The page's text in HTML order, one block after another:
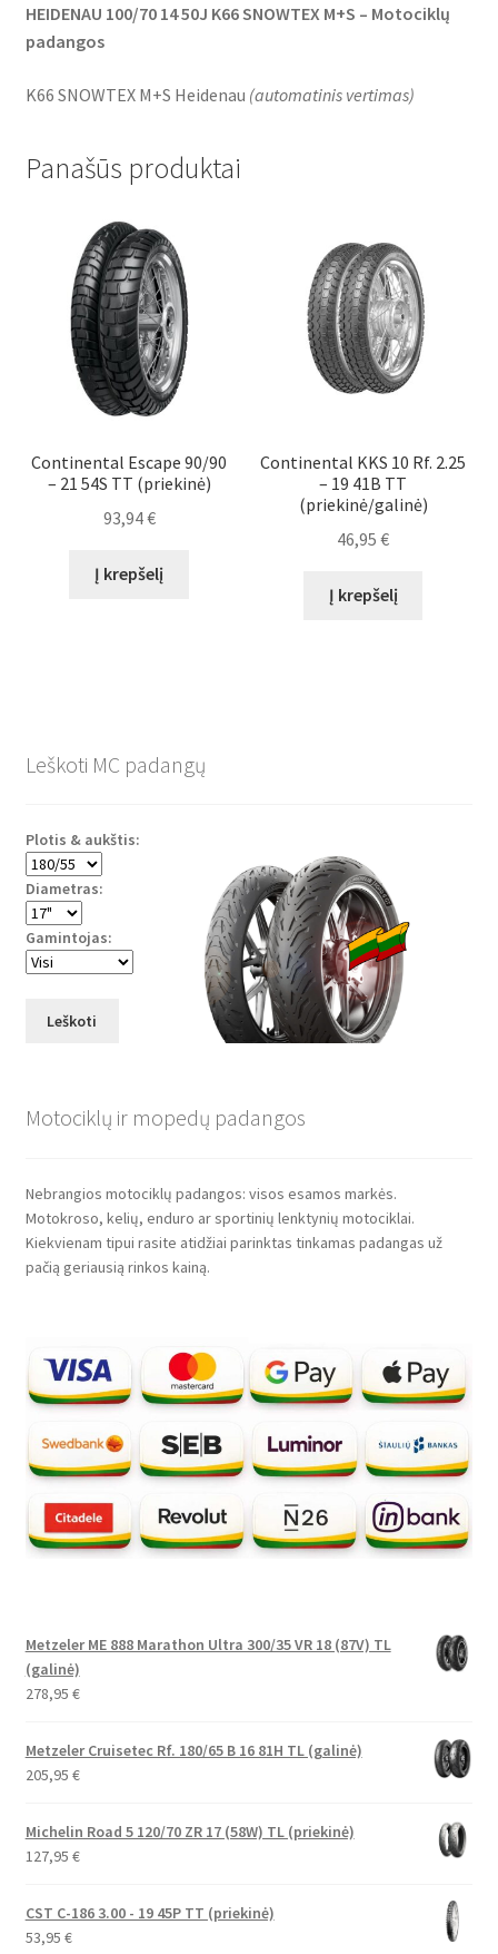
HEIDENAU 100/70 14 50J K66 SNOWTEX M+S – Motociklų
padangos
K66 SNOWTEX M+S Heidenau (automatinis vertimas)
Panašūs produktai
Continental Escape 90/90
– 21 54S TT (priekinė)
93,94€
Į krepšelį
Continental KKS 10 Rf. 2.25
– 19 41B TT
(priekinė/galinė)
46,95€
Į krepšelį
Leškoti MC padangų
Plotis & aukštis:
Diametras:
Gamintojas:
Leškoti
Motociklų ir mopedų padangos
Nebrangios motociklų padangos: visos esamos markės.
Motokroso, kelių, enduro ar sportinių lenktynių motociklai.
Kiekvienam tipui rasite atidžiai parinktas tinkamas padangas už
pačią geriausią rinkos kainą.
Metzeler ME 888 Marathon Ultra 300/35 VR 18 (87V) TL
(galinė)
278,95 €
Metzeler Cruisetec Rf. 180/65 B 16 81H TL (galinė)
205,95 €
Michelin Road 5 120/70 ZR 17 (58W) TL (priekinė)
127,95 €
CST C-186 3.00 - 19 45P TT (priekinė)
53,95 €